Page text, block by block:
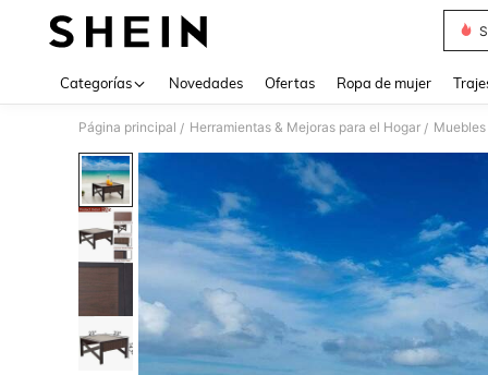
Categorías Novedades Ofertas Ropa de mujer
Página principal / Herramientas & Mejoras para el Hogar /